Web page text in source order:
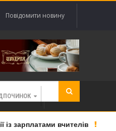
Повідомити новину
вчителів